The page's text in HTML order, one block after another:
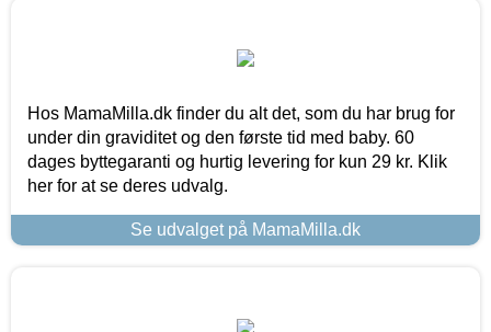
Hos MamaMilla.dk finder du alt det, som du har brug for
under din graviditet og den første tid med baby. 60
dages byttegaranti og hurtig levering for kun 29 kr. Klik
her for at se deres udvalg.
Se udvalget på MamaMilla.dk